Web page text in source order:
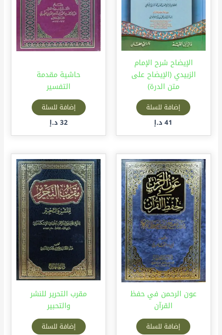
الإيضاح شرح الإمام
الزبيدي (الإيضاح على
متن الدرة)
إضافة للسلة
41 د.إ
حاشية مقدمة
التفسير
إضافة للسلة
32 د.إ
عون الرحمن في حفظ
القرآن
إضافة للسلة
مقرب التحرير للنشر
والتحبير
إضافة للسلة